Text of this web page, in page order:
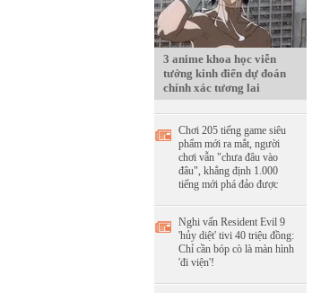
3 anime khoa học viễn
tưởng kinh điển dự đoán
chính xác tương lai
Chơi 205 tiếng game siêu
phẩm mới ra mắt, người
chơi vẫn "chưa đâu vào
đâu", khẳng định 1.000
tiếng mới phá đảo được
Nghi vấn Resident Evil 9
'hủy diệt' tivi 40 triệu đồng:
Chỉ cần bóp cò là màn hình
'đi viện'!